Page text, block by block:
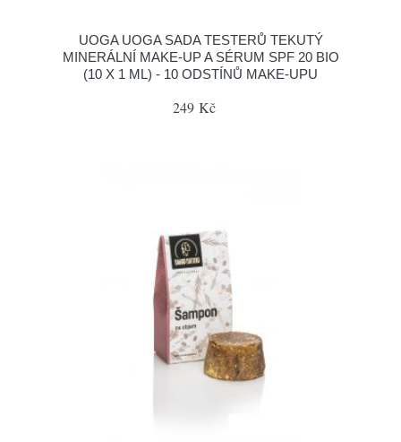
UOGA UOGA SADA TESTERŮ TEKUTÝ
MINERÁLNÍ MAKE-UP A SÉRUM SPF 20 BIO
(10 X 1 ML) - 10 ODSTÍNŮ MAKE-UPU
249 Kč